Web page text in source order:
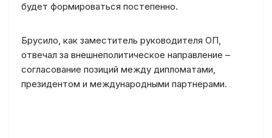
будет формироваться постепенно.
Брусило, как заместитель руководителя ОП,
отвечал за внешнеполитическое направление –
согласование позиций между дипломатами,
президентом и международными партнерами.